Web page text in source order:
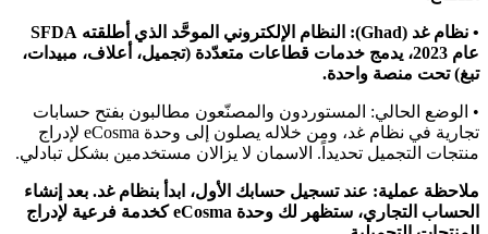
• نظام غد (Ghad): النظام الإلكتروني الموحَّد الذي أطلقته SFDA
عام 2023، يدمج خدمات قطاعات متعدّدة (تجميل، أعلاف، مبيدات،
تبغ) تحت منصة واحدة.
• الوضع الحالي: المستوردون والمصنّعون مطالبون بفتح حسابات
تجارية في نظام غد، ومن خلاله يصلون إلى وحدة eCosma لإدراج
منتجات التجميل تحديداً. الاسمان لا يزالان مستخدمين بشكل تبادلي.
ملاحظة عملية: عند تسجيل حسابك الأول، ابدأ بنظام غد. بعد إنشاء
الحساب التجاري، ستظهر لك وحدة eCosma كخدمة فرعية لإدراج